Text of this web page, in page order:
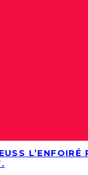
L’ENFOIRÉ